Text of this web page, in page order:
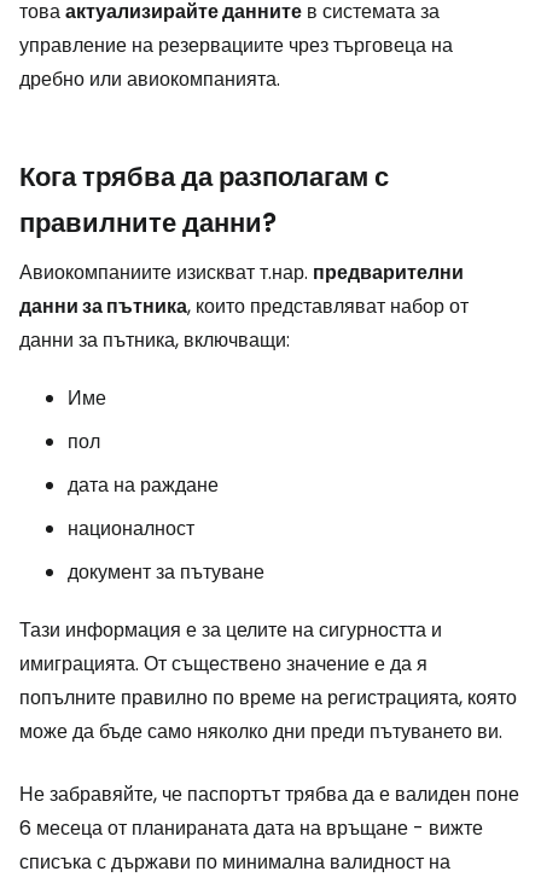
товаактуализирайте данните в системата за
управление на резервациите чрез търговеца на
дребно или авиокомпанията.
Кога трябва да разполагам с
правилните данни?
Авиокомпаниите изискват т.нар. предварителни
данни за пътника, които представляват набор от
данни за пътника, включващи:
Име
пол
дата на раждане
националност
документ за пътуване
Тази информация е за целите на сигурността и
имиграцията. От съществено значение е да я
попълните правилно по време на регистрацията, която
може да бъде само няколко дни преди пътуването ви.
Не забравяйте, че паспортът трябва да е валиден поне
6 месеца от планираната дата на връщане - вижте
списъка с държави по минимална валидност на